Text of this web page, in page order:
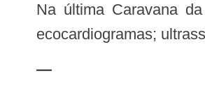
Na última Caravana da Rede Cuidar, em julho de 2019, foram realizados 1.289 atendimentos, com a disponibilização de
ecocardiogramas;
—